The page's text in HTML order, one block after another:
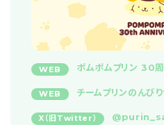
WEB ポムポムプリン 30
WEB チームプリンのんび
X（旧Twitter）